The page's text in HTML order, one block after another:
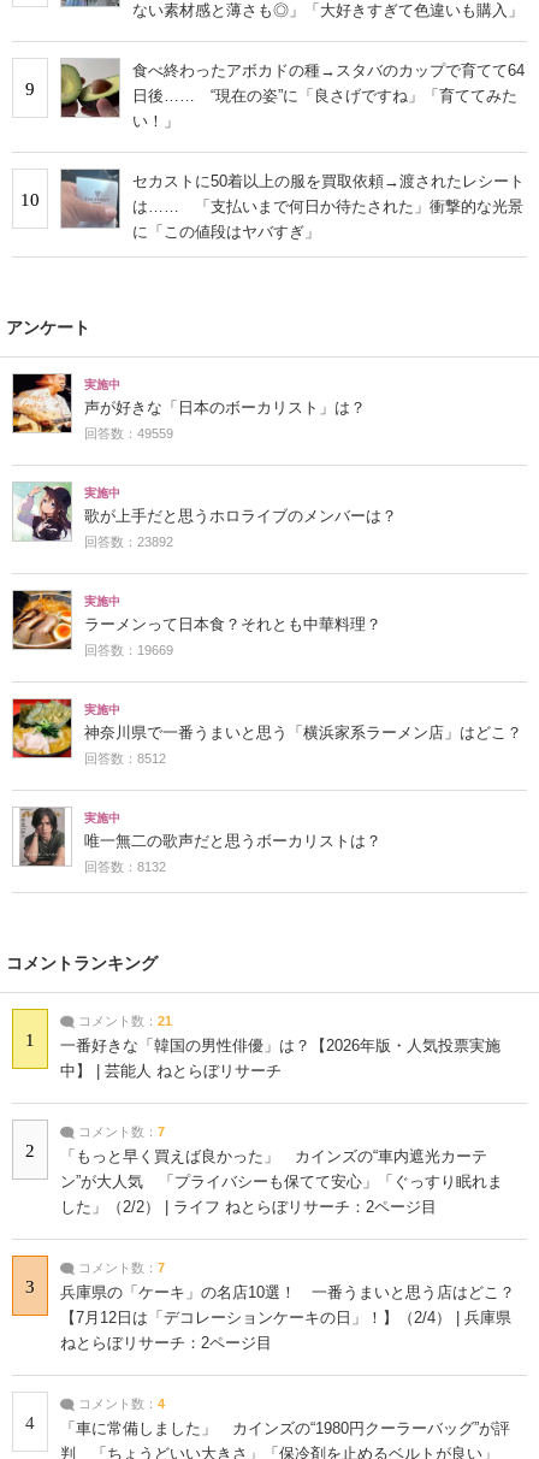
ない素材感と薄さも◎」「大好きすぎて色違いも購入」
9
食べ終わったアボカドの種→スタバのカップで育てて64
日後…… “現在の姿”に「良さげですね」「育ててみた
い！」
10
セカストに50着以上の服を買取依頼→渡されたレシート
は…… 「支払いまで何日か待たされた」衝撃的な光景
に「この値段はヤバすぎ」
アンケート
実施中
声が好きな「日本のボーカリスト」は？
回答数：49559
実施中
歌が上手だと思うホロライブのメンバーは？
回答数：23892
実施中
ラーメンって日本食？それとも中華料理？
回答数：19669
実施中
神奈川県で一番うまいと思う「横浜家系ラーメン店」はどこ？
回答数：8512
実施中
唯一無二の歌声だと思うボーカリストは？
回答数：8132
コメントランキング
1
コメント数： 21
一番好きな「韓国の男性俳優」は？【2026年版・人気投票実施
中】 | 芸能人 ねとらぼリサーチ
2
コメント数： 7
「もっと早く買えば良かった」 カインズの“車内遮光カーテ
ン”が大人気 「プライバシーも保てて安心」「ぐっすり眠れま
した」（2/2） | ライフ ねとらぼリサーチ：2ページ目
3
コメント数： 7
兵庫県の「ケーキ」の名店10選！ 一番うまいと思う店はどこ？
【7月12日は「デコレーションケーキの日」！】（2/4） | 兵庫県
ねとらぼリサーチ：2ページ目
4
コメント数： 4
「車に常備しました」 カインズの“1980円クーラーバッグ”が評
判 「ちょうどいい大きさ」「保冷剤を止めるベルトが良い」